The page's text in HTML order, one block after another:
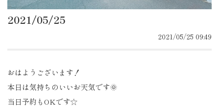
2021/05/25
2021/05/25 09:49
おはようございます！
本日は気持ちのいいお天気です🌞
当日予約もOKです☆